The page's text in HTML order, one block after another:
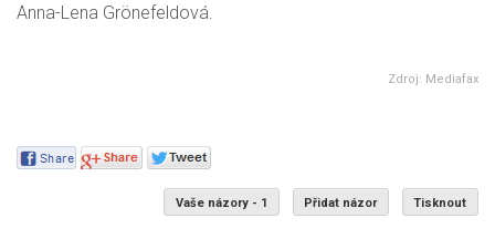
Anna-Lena Grönefeldová.
Zdroj: Mediafax
Vaše názory - 1 Přidat názor Tisknout